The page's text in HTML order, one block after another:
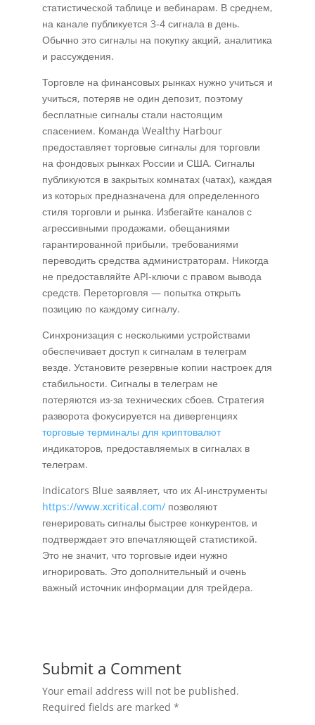
статистической таблице и вебинарам. В среднем,
на канале публикуется 3-4 сигнала в день.
Обычно это сигналы на покупку акций, аналитика
и рассуждения.
Торговле на финансовых рынках нужно учиться и
учиться, потеряв не один депозит, поэтому
бесплатные сигналы стали настоящим
спасением. Команда Wealthy Harbour
предоставляет торговые сигналы для торговли
на фондовых рынках России и США. Сигналы
публикуются в закрытых комнатах (чатах), каждая
из которых предназначена для определенного
стиля торговли и рынка. Избегайте каналов с
агрессивными продажами, обещаниями
гарантированной прибыли, требованиями
переводить средства администраторам. Никогда
не предоставляйте API-ключи с правом вывода
средств. Переторговля — попытка открыть
позицию по каждому сигналу.
Синхронизация с несколькими устройствами
обеспечивает доступ к сигналам в телеграм
везде. Установите резервные копии настроек для
стабильности. Сигналы в телеграм не
потеряются из-за технических сбоев. Стратегия
разворота фокусируется на дивергенциях
торговые терминалы для криптовалют
индикаторов, предоставляемых в сигналах в
телеграм.
Indicators Blue заявляет, что их AI-инструменты
https://www.xcritical.com/позволяют
генерировать сигналы быстрее конкурентов, и
подтверждает это впечатляющей статистикой.
Это не значит, что торговые идеи нужно
игнорировать. Это дополнительный и очень
важный источник информации для трейдера.
Submit a Comment
Your email address will not be published.
Required fields are marked *